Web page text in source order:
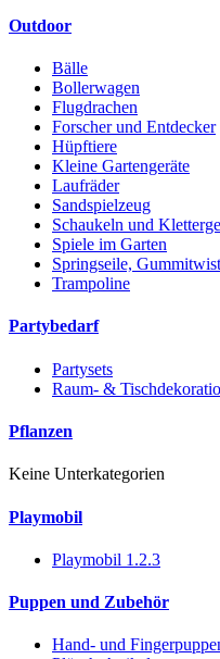
Outdoor
Bälle
Bollerwagen
Flugdrachen
Forscher und Entdecker
Hüpftiere
Kleine Gartengeräte
Laufräder
Sandspielzeug
Schaukeln und
Spiele im Garten
Springseile,
Trampoline
Partybedarf
Partysets
Raum- &
Pflanzen
Keine Unterkategorien
Playmobil
Playmobil 1.2.3
Puppen und Zubehör
Hand- und